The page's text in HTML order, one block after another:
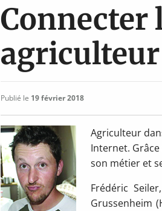
Connecter
agriculteur
Publié le 19 février 2018
Agriculteur
Internet.
son métier et
Frédéric
Grussenheim